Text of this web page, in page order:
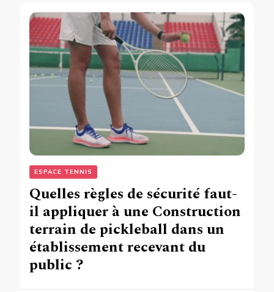
ESPACE TENNIS
Quelles règles de sécurité faut-
il appliquer à une Construction
terrain de pickleball dans un
établissement recevant du
public ?